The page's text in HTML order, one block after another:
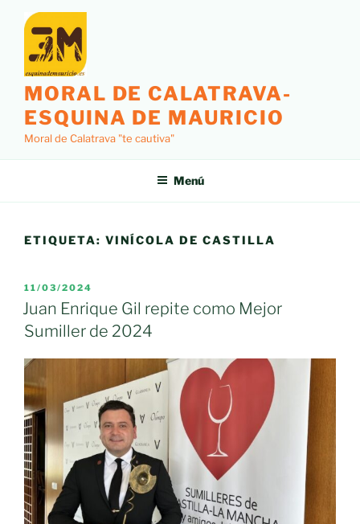
contenido
MORAL DE CALATRAVA-
ESQUINA DE MAURICIO
Moral de Calatrava "te cautiva"
Menú
ETIQUETA: VINÍCOLA DE CASTILLA
PUBLICADO
EL
11/03/2024
Juan Enrique Gil repite como Mejor
Sumiller de 2024